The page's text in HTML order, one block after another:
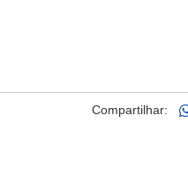
Compartilhar: